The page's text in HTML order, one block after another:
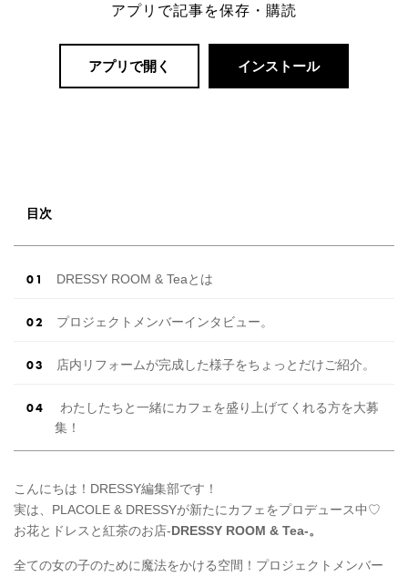
アプリで記事を保存・購読
アプリで開く インストール
目次
DRESSY ROOM & Teaとは
プロジェクトメンバーインタビュー。
店内リフォームが完成した様子をちょっとだけご紹介。
わたしたちと一緒にカフェを盛り上げてくれる方を大募
集！
こんにちは！DRESSY編集部です！
実は、PLACOLE & DRESSYが新たにカフェをプロデュース中♡
お花とドレスと紅茶のお店-DRESSY ROOM & Tea-。
全ての女の子のために魔法をかける空間！プロジェクトメンバー